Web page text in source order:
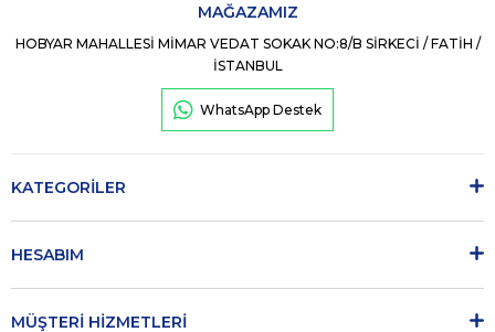
MAĞAZAMIZ
HOBYAR MAHALLESİ MİMAR VEDAT SOKAK NO:8/B SİRKECİ / FATİH /
İSTANBUL
WhatsApp Destek
KATEGORİLER
HESABIM
MÜŞTERİ HİZMETLERİ